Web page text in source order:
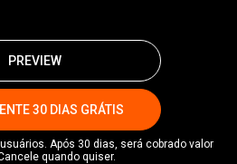
PREVIEW
30 DIAS GRÁTIS
Após 30 dias, será cobrado valor
quando quiser.